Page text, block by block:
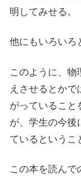
明してみせる。
他にもいろいろ
このように、物
えさせるとか
がっていること
が、学生の今後
ているというこ
この本を読んで